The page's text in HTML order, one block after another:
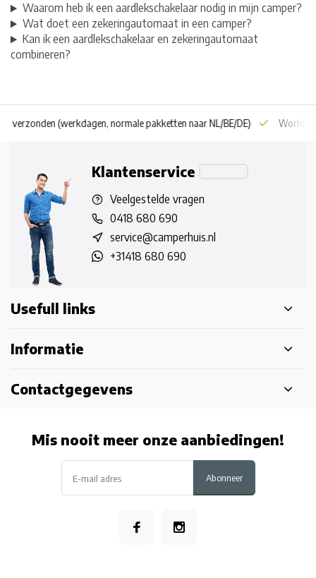
Waarom heb ik een aardlekschakelaar nodig in mijn camper?
Wat doet een zekeringautomaat in een camper?
Kan ik een aardlekschakelaar en zekeringautomaat
combineren?
verzonden (werkdagen, normale pakketten naar NL/BE/DE) World
Klantenservice
Veelgestelde vragen
0418 680 690
service@camperhuis.nl
+31418 680 690
Usefull links
Informatie
Contactgegevens
Mis nooit meer onze aanbiedingen!
Abonneer